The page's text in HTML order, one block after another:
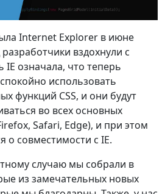
Internet Explorer в июне
вздохнули с
означала, что теперь
использовать
функций CSS, и они будут
во всех основных
Safari, Edge), и при этом
о совместимости с IE.
случаю мы собрали в
из замечательных новых